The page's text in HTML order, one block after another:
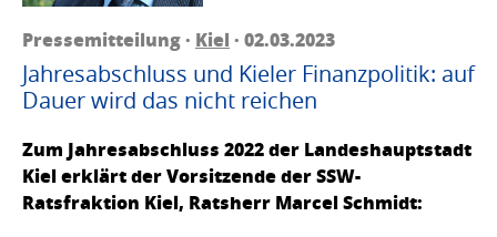
Pressemitteilung · Kiel · 02.03.2023
Jahresabschluss und Kieler Finanzpolitik: auf
Dauer wird das nicht reichen
Zum Jahresabschluss 2022 der Landeshauptstadt
Kiel erklärt der Vorsitzende der SSW-
Ratsfraktion Kiel, Ratsherr Marcel Schmidt: